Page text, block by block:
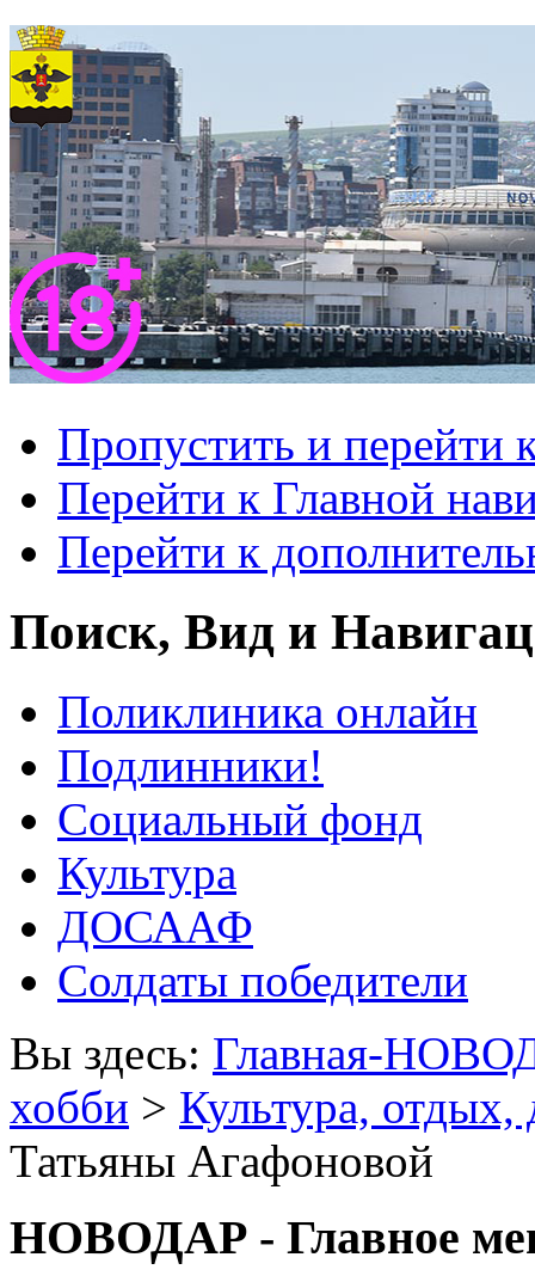
Пропустить и перейти
Перейти к Главной
Перейти к
Поиск, Вид и
Поликлиника онлайн
Подлинники!
Социальный фонд
Культура
ДОСААФ
Солдаты победители
Вы здесь: Главная-
хобби > Культура, отдых,
Татьяны Агафоновой
НОВОДАР - Главное